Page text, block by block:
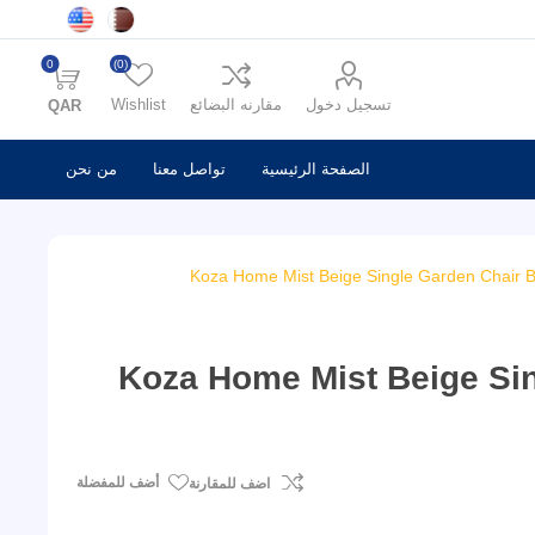
تسجيل دخول مقارنه البضائع Wishlist
(0)
0
QAR
الصفحة الرئيسية تواصل معنا من نحن
Koza Home Mist Beige Single Garden Chair
Koza Home Mist Beige
اضف للمقارنة أضف للمفضلة